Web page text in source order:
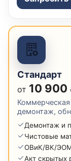
Стандарт
от 10 900
демонтаж,
Демонтаж и
Чистовые
ОВиК/ВК/ЭОМ
Акт скрытых